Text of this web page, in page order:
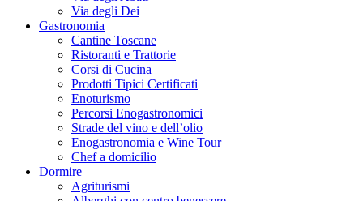
Via degli Dei
Gastronomia
Cantine Toscane
Ristoranti e Trattorie
Corsi di Cucina
Prodotti Tipici Certificati
Enoturismo
Percorsi Enogastronomici
Strade del vino e dell’olio
Enogastronomia e Wine Tour
Chef a domicilio
Dormire
Agriturismi